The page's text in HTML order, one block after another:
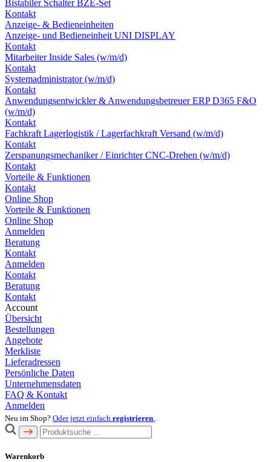
Bistabiler Schalter BZE-Set
Kontakt
Anzeige- & Bedieneinheiten
Anzeige- und Bedieneinheit UNI DISPLAY
Kontakt
Mitarbeiter Inside Sales (w/m/d)
Kontakt
Systemadministrator (w/m/d)
Kontakt
Anwendungsentwickler & Anwendungsbetreuer ERP D365 F&O
(w/m/d)
Kontakt
Fachkraft Lagerlogistik / Lagerfachkraft Versand (w/m/d)
Kontakt
Zerspanungsmechaniker / Einrichter CNC-Drehen (w/m/d)
Kontakt
Vorteile & Funktionen
Kontakt
Online Shop
Vorteile & Funktionen
Online Shop
Anmelden
Beratung
Kontakt
Anmelden
Kontakt
Beratung
Kontakt
Account
Übersicht
Bestellungen
Angebote
Merkliste
Lieferadressen
Persönliche Daten
Unternehmensdaten
FAQ & Kontakt
Anmelden
Neu im Shop? Oder jetzt einfach registrieren..
Warenkorb